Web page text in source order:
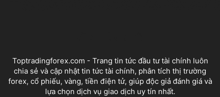
Toptradingforex.com - Trang tin tức đầu tư tài chính luôn
chia sẻ và cập nhật tin tức tài chính, phân tích thị trường
forex, cổ phiếu, vàng, tiền điện tử, giúp độc giả đánh giá và
lựa chọn dịch vụ giao dịch uy tín nhất.